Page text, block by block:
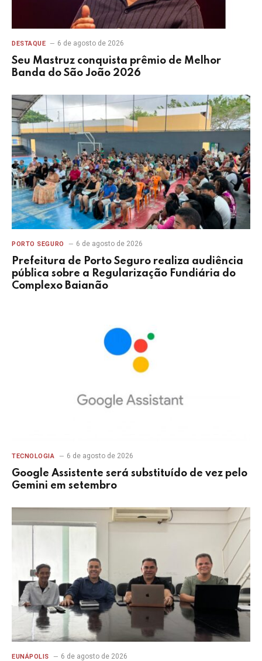
DESTAQUE 6 de agosto de 2026
Seu Mastruz conquista prêmio de Melhor
Banda do São João 2026
PORTO SEGURO 6 de agosto de 2026
Prefeitura de Porto Seguro realiza audiência
pública sobre a Regularização Fundiária do
Complexo Baianão
TECNOLOGIA 6 de agosto de 2026
Google Assistente será substituído de vez pelo
Gemini em setembro
EUNÁPOLIS 6 de agosto de 2026